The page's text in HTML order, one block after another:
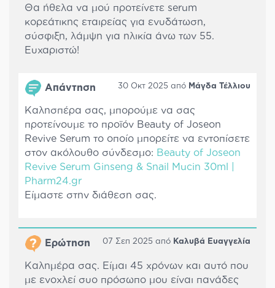
Θα ήθελα να μού προτείνετε serum
κορεάτικης εταιρείας για ενυδάτωση,
σύσφιξη, λάμψη για ηλικία άνω των 55.
Ευχαριστώ!
Απάντηση 30 Οκτ 2025 από Μάγδα Τέλλιου
Καλησπέρα σας, μπορούμε να σας
προτείνουμε το προϊόν Beauty of Joseon
Revive Serum το οποίο μπορείτε να εντοπίσετε
στον ακόλουθο σύνδεσμο: Beauty of Joseon
Revive Serum Ginseng & Snail Mucin 30ml |
Pharm24.gr
Είμαστε στην διάθεση σας.
Ερώτηση 07 Σεπ 2025 από Καλυβά Ευαγγελία
Καλημέρα σας. Είμαι 45 χρόνων και αυτό που
με ενοχλεί συο πρόσωπο μου είναι πανάδες